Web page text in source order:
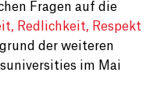
Fragen auf die
Redlichkeit, Respekt
der weiteren
im Mai